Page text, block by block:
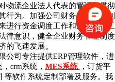
物流企业法人代表的管理，贯彻
行为。加强公司财务内部监控制
进行资金调度工作和财务核算工
律意识，健全企业财务管理制度
的飞速发展。
公司专注提供ERP管理软件，进
crm系统， MES系统
，订货平
等软件系统定制部署及服务。我